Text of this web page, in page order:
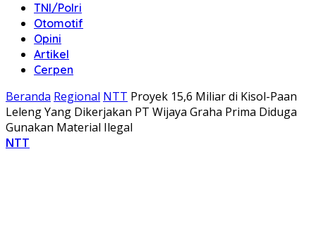
TNI/Polri
Otomotif
Opini
Artikel
Cerpen
Beranda Regional NTT Proyek 15,6 Miliar di Kisol-Paan
Leleng Yang Dikerjakan PT Wijaya Graha Prima Diduga
Gunakan Material Ilegal
NTT